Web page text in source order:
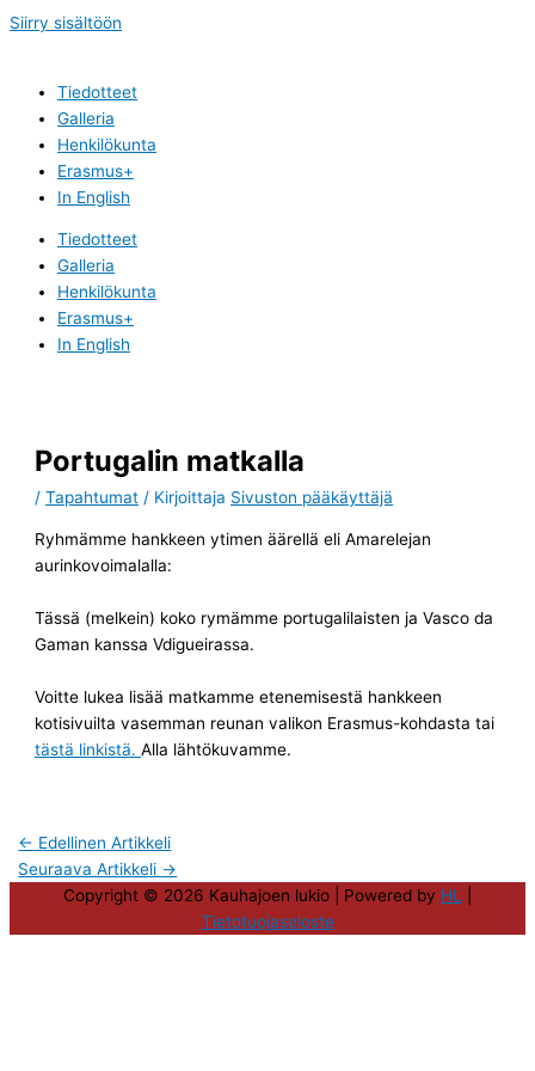
Siirry sisältöön
Tiedotteet
Galleria
Henkilökunta
Erasmus+
In English
Tiedotteet
Galleria
Henkilökunta
Erasmus+
In English
Portugalin matkalla
/Tapahtumat / Kirjoittaja Sivuston pääkäyttäjä
Ryhmämme hankkeen ytimen äärellä eli Amarelejan
aurinkovoimalalla:
Tässä (melkein) koko rymämme portugalilaisten ja Vasco da
Gaman kanssa Vdigueirassa.
Voitte lukea lisää matkamme etenemisestä hankkeen
kotisivuilta vasemman reunan valikon Erasmus-kohdasta tai
tästä linkistä.Alla lähtökuvamme.
← Edellinen Artikkeli
Seuraava Artikkeli →
Copyright © 2026 Kauhajoen lukio | Powered by HL
Tietotuojaseloste